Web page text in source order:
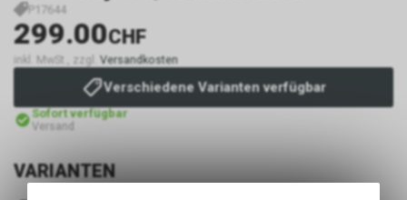
P17644
299.00CHF
inkl. MwSt., zzgl. Versandkosten
Verschiedene Varianten verfügbar
Sofort verfügbar
Versand
VARIANTEN